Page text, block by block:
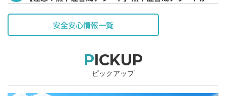
安全安心情報一覧
PICKUP
ピックアップ